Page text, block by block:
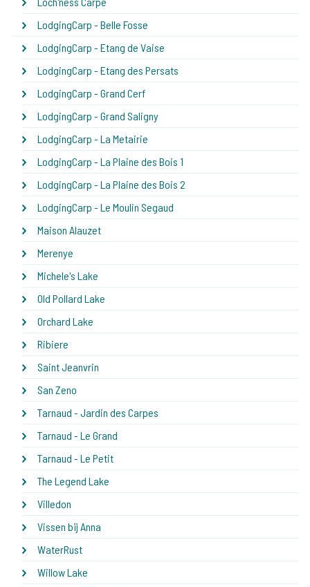
LodgingCarp - Belle Fosse
LodgingCarp - Etang de Vaise
LodgingCarp - Etang des Persats
LodgingCarp - Grand Cerf
LodgingCarp - Grand Saligny
LodgingCarp - La Metairie
LodgingCarp - La Plaine des Bois 1
LodgingCarp - La Plaine des Bois 2
LodgingCarp - Le Moulin Segaud
Maison Alauzet
Merenye
Michele's Lake
Old Pollard Lake
Orchard Lake
Ribiere
Saint Jeanvrin
San Zeno
Tarnaud - Jardin des Carpes
Tarnaud - Le Grand
Tarnaud - Le Petit
The Legend Lake
Villedon
Vissen bij Anna
WaterRust
Willow Lake